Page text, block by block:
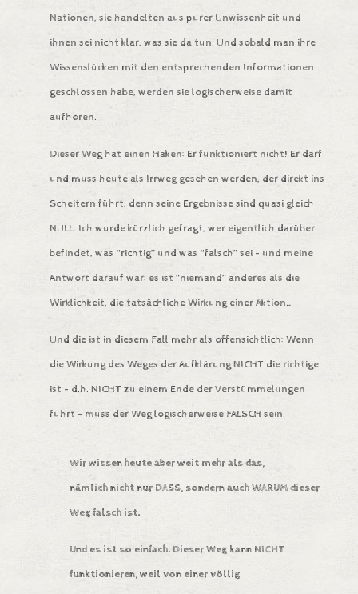
Nationen, sie handelten aus purer Unwissenheit und
ihnen sei nicht klar, was sie da tun. Und sobald man ihre
Wissenslücken mit den entsprechenden Informationen
geschlossen habe, werden sie logischerweise damit
aufhören.
Dieser Weg hat einen Haken: Er funktioniert nicht! Er darf
und muss heute als Irrweg gesehen werden, der direkt ins
Scheitern führt, denn seine Ergebnisse sind quasi gleich
NULL. Ich wurde kürzlich gefragt, wer eigentlich darüber
befindet, was “richtig” und was “falsch” sei – und meine
Antwort darauf war: es ist ”niemand” anderes als die
Wirklichkeit, die tatsächliche Wirkung einer Aktion…
Und die ist in diesem Fall mehr als offensichtlich: Wenn
die Wirkung des Weges der Aufklärung NICHT die richtige
ist – d.h. NICHT zu einem Ende der Verstümmelungen
führt – muss der Weg logischerweise FALSCH sein.
Wir wissen heute aber weit mehr als das,
nämlich nicht nur DASS, sondern auch WARUM dieser
Weg falsch ist.
Und es ist so einfach. Dieser Weg kann NICHT
funktionieren, weil von einer völlig